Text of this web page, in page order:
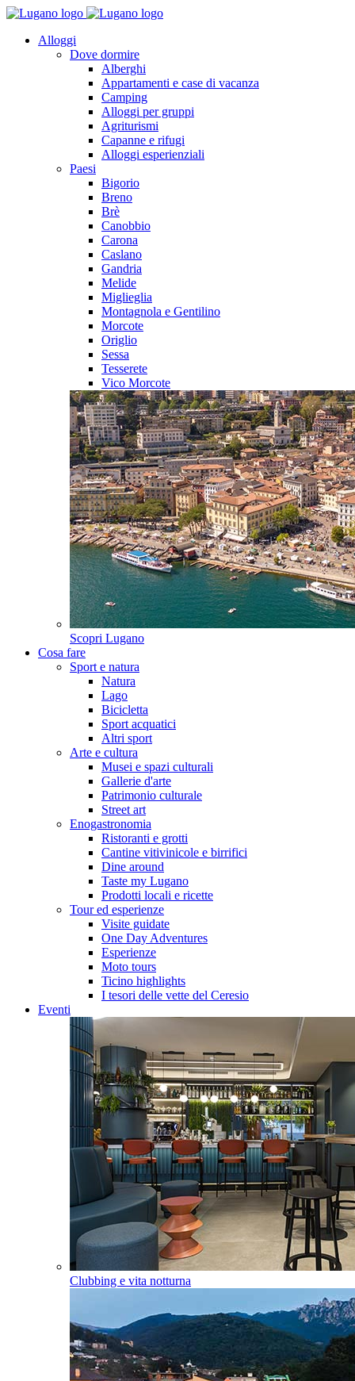
Alloggi
Dove dormire
Alberghi
Appartamenti e case di vacanza
Camping
Alloggi per gruppi
Agriturismi
Capanne e rifugi
Alloggi esperienziali
Paesi
Bigorio
Breno
Brè
Canobbio
Carona
Caslano
Gandria
Melide
Miglieglia
Montagnola e Gentilino
Morcote
Origlio
Sessa
Tesserete
Vico Morcote
Scopri Lugano
Cosa fare
Sport e natura
Natura
Lago
Bicicletta
Sport acquatici
Altri sport
Arte e cultura
Musei e spazi culturali
Gallerie d'arte
Patrimonio culturale
Street art
Enogastronomia
Ristoranti e grotti
Cantine vitivinicole e birrifici
Dine around
Taste my Lugano
Prodotti locali e ricette
Tour ed esperienze
Visite guidate
One Day Adventures
Esperienze
Moto tours
Ticino highlights
I tesori delle vette del Ceresio
Eventi
Clubbing e vita notturna